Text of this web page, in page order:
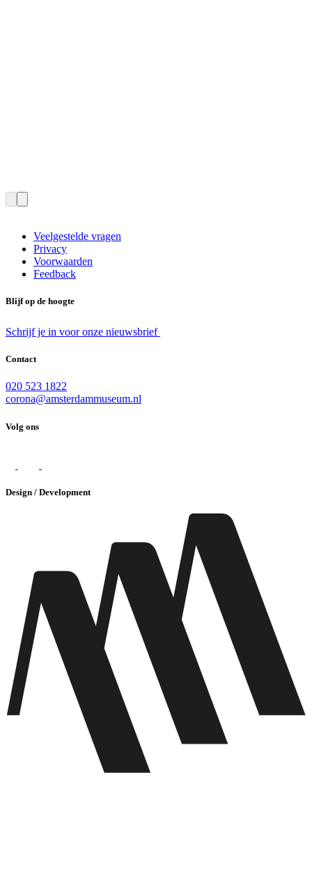
Veelgestelde vragen
Privacy
Voorwaarden
Feedback
Blijf op de hoogte
Schrijf je in voor onze nieuwsbrief
Contact
020 523 1822
corona@amsterdammuseum.nl
Volg ons
Design / Development